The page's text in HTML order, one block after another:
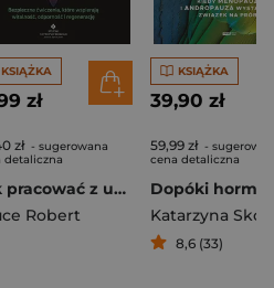
KSIĄŻKA
zł
zł - sugerowana
detaliczna
Jak pracować z uzdrawiającą energią ciałaBezpieczne ćwiczenia, które wspierają witalność, odporność i regenerację
Robert
KSIĄŻKA
39,90 zł
59,99 zł -
cena detaliczna
8,6 (33)